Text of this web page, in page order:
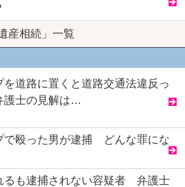
遺産相続」一覧
を道路に置くと道路交通法違反っ
士の見解は…
で殴った男が逮捕 どんな罪にな
るも逮捕されない容疑者 弁護士